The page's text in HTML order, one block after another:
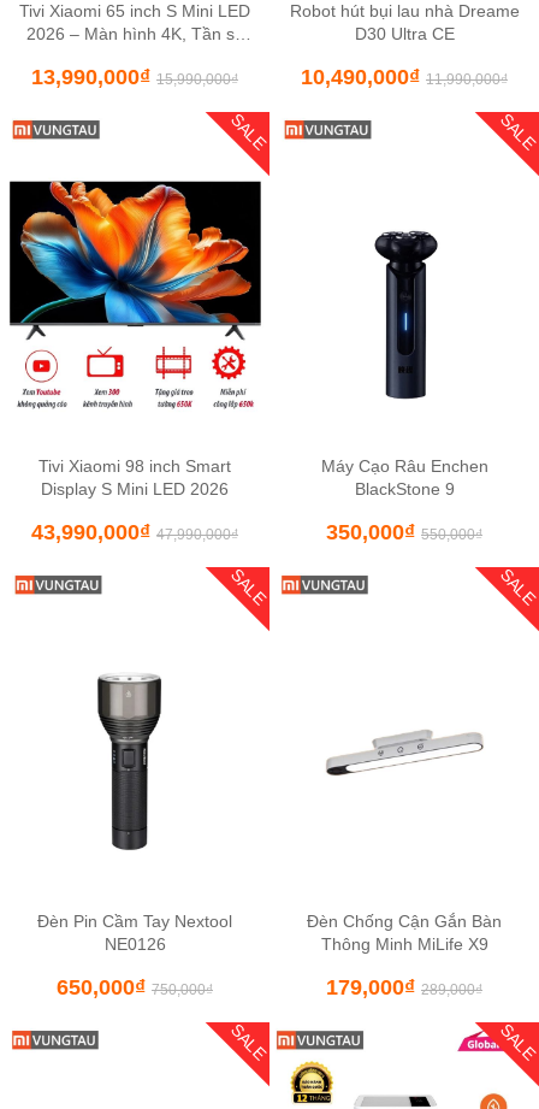
Tivi Xiaomi 65 inch S Mini LED
2026 – Màn hình 4K, Tần số
13,990,000₫ 15,990,000₫
Robot hút bụi lau nhà Dreame
D30 Ultra CE
10,490,000₫ 11,990,000₫
SALE
Tivi Xiaomi 98 inch Smart
Display S Mini LED 2026
43,990,000₫ 47,990,000₫
SALE
Máy Cạo Râu Enchen
BlackStone 9
350,000₫ 550,000₫
SALE
Đèn Pin Cầm Tay Nextool
NE0126
650,000₫ 750,000₫
SALE
Đèn Chống Cận Gắn Bàn
Thông Minh MiLife X9
179,000₫ 289,000₫
SALE SALE